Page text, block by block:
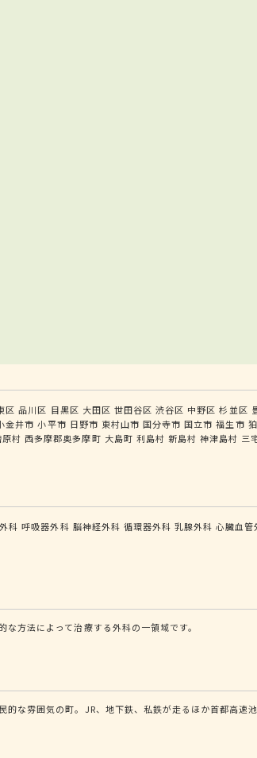
区 品川区 目黒区 大田区 世田谷区 渋谷区 中野区 杉並区
金井市 小平市 日野市 東村山市 国分寺市 国立市 福生市
村 西多摩郡奥多摩町 大島町 利島村 新島村 神津島村 三
科 呼吸器外科 脳神経外科 循環器外科 乳腺外科 心臓血管
方法によって治療する外科の一領域です。
な雰囲気の町。JR、地下鉄、私鉄が走るほか首都高